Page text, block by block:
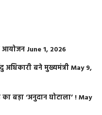
आयोजन June 1, 2026
अधिकारी बने मुख्यमंत्रीMay 9,
बड़ा ‘अनुदान घोटाला’ !May